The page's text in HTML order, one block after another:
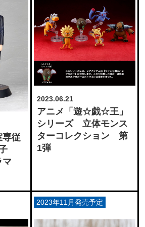
専従
マ
2023.06.21
アニメ「遊☆戯☆王」
シリーズ 立体モンス
ターコレクション 第
1弾
2023年11月発売予定